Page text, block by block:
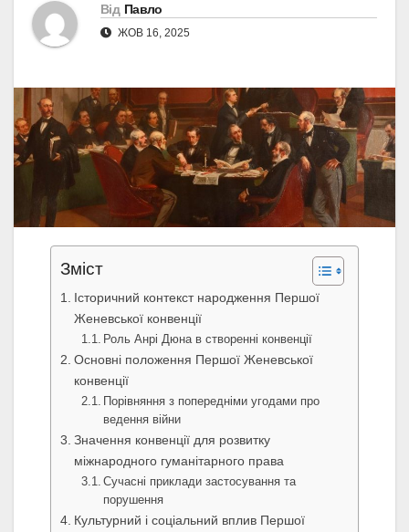
Від Павло
ЖОВ 16, 2025
Зміст
Історичний контекст народження Першої
Женевської конвенції
Роль Анрі Дюна в створенні конвенції
Основні положення Першої Женевської
конвенції
Порівняння з попередніми угодами про
ведення війни
Значення конвенції для розвитку
міжнародного гуманітарного права
Сучасні приклади застосування та
порушення
Культурний і соціальний вплив Першої